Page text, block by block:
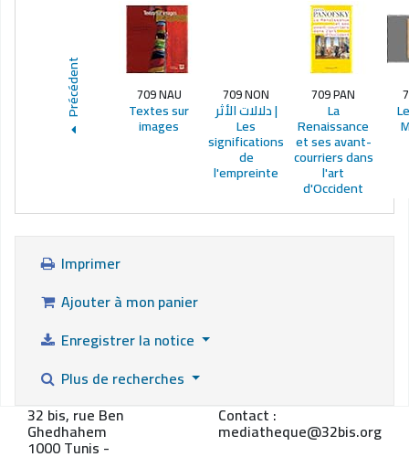
Précédent 709 NAU
Textes sur
images
709 NON
دلالات الأثر |
Les
significations
de
l'empreinte
709 PAN
La
Renaissance
et ses avant-
courriers dans
l'art
d'Occident
Imprimer
Ajouter à mon panier
Enregistrer la notice
Plus de recherches
32 bis, rue Ben
Ghedhahem
1000 Tunis -
Contact :
mediatheque@32bis.org